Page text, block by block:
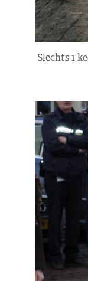
Slechts 1